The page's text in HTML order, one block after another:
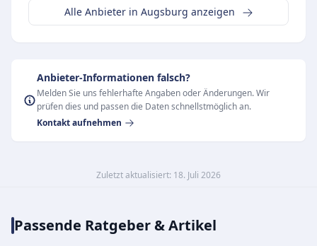
Alle Anbieter in Augsburg anzeigen
Anbieter-Informationen falsch?
Melden Sie uns fehlerhafte Angaben oder Änderungen. Wir
prüfen dies und passen die Daten schnellstmöglich an.
Kontakt aufnehmen
Zuletzt aktualisiert: 18. Juli 2026
Passende Ratgeber & Artikel